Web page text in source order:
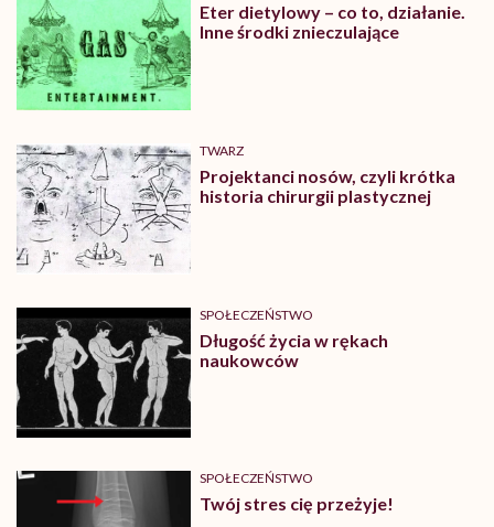
Eter dietylowy – co to, działanie.
Inne środki znieczulające
TWARZ
Projektanci nosów, czyli krótka
historia chirurgii plastycznej
SPOŁECZEŃSTWO
Długość życia w rękach
naukowców
SPOŁECZEŃSTWO
Twój stres cię przeżyje!